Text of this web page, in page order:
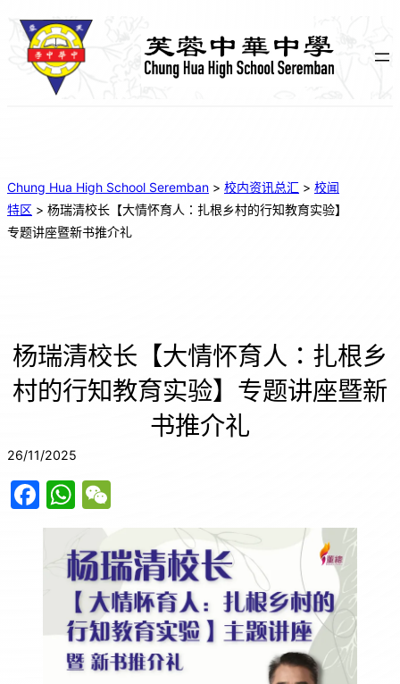
Chung Hua High School Seremban > 校内资讯总汇 > 校闻
特区 > 杨瑞清校长【大情怀育人：扎根乡村的行知教育实验】
专题讲座暨新书推介礼
杨瑞清校长【大情怀育人：扎根乡
村的行知教育实验】专题讲座暨新
书推介礼
26/11/2025
F
a
o
W
h
at
s
A
p
p
e
C
h
at